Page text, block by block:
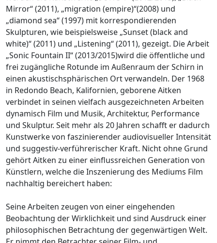
Mirror“ (2011), „migration (empire)“(2008) und
„diamond sea“ (1997) mit korrespondierenden
Skulpturen, wie beispielsweise „Sunset (black and
white)“ (2011) und „Listening“ (2011), gezeigt. Die Arbeit
„Sonic Fountain II“ (2013/2015)wird die öffentliche und
frei zugängliche Rotunde im Außenraum der Schirn in
einen akustischsphärischen Ort verwandeln. Der 1968
in Redondo Beach, Kalifornien, geborene Aitken
verbindet in seinen vielfach ausgezeichneten Arbeiten
dynamisch Film und Musik, Architektur, Performance
und Skulptur. Seit mehr als 20 Jahren schafft er dadurch
Kunstwerke von faszinierender audiovisueller Intensität
und suggestiv-verführerischer Kraft. Nicht ohne Grund
gehört Aitken zu einer einflussreichen Generation von
Künstlern, welche die Inszenierung des Mediums Film
nachhaltig bereichert haben:
Seine Arbeiten zeugen von einer eingehenden
Beobachtung der Wirklichkeit und sind Ausdruck einer
philosophischen Betrachtung der gegenwärtigen Welt.